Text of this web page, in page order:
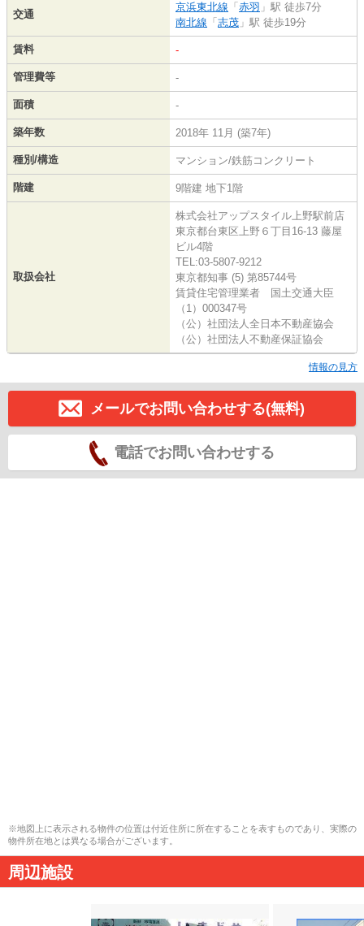
交通
京浜東北線 「 赤羽 」駅 徒歩7分
南北線 「 志茂 」駅 徒歩19分
賃料 -
管理費等 -
面積 -
築年数 2018年 11月 (築7年)
種別/構造 マンション/鉄筋コンクリート
階建 9階建 地下1階
取扱会社
株式会社アップスタイル上野駅前店
東京都台東区上野６丁目16-13 藤屋
ビル4階
TEL:03-5807-9212
東京都知事 (5) 第85744号
賃貸住宅管理業者 国土交通大臣
（1）000347号
（公）社団法人全日本不動産協会
（公）社団法人不動産保証協会
情報の見方
メールでお問い合わせする(無料)
電話でお問い合わせする
※地図上に表示される物件の位置は付近住所に所在することを表すものであり、実際の
物件所在地とは異なる場合がございます。
周辺施設